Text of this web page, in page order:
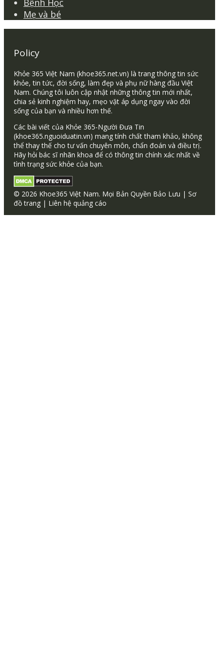
Bệnh Học
Mẹ và bé
Policy
Khỏe 365 Việt Nam (khoe365.net.vn) là trang thông tin sức
khỏe, tin tức, đời sống, làm đẹp và phụ nữ hàng đầu Việt
Nam. Chúng tôi luôn cập nhật những thông tin mới nhất,
chia sẻ kinh nghiệm hay, mẹo vặt áp dụng ngay vào đời
sống của bạn và nhiều hơn thế.
Các bài viết của Khỏe 365-Người Đưa Tin
(khoe365.nguoiduatin.vn) mang tính chất tham khảo, không
thể thay thế cho tư vấn chuyên môn, chẩn đoán và điều trị.
Hãy hỏi bác sĩ nhãn khoa để có thông tin chính xác nhất về
tình trạng sức khỏe của bạn.
© 2026 Khoe365 Việt Nam. Mọi Bản Quyền Bảo Lưu | Sơ
đồ trang | Liên hệ quảng cáo